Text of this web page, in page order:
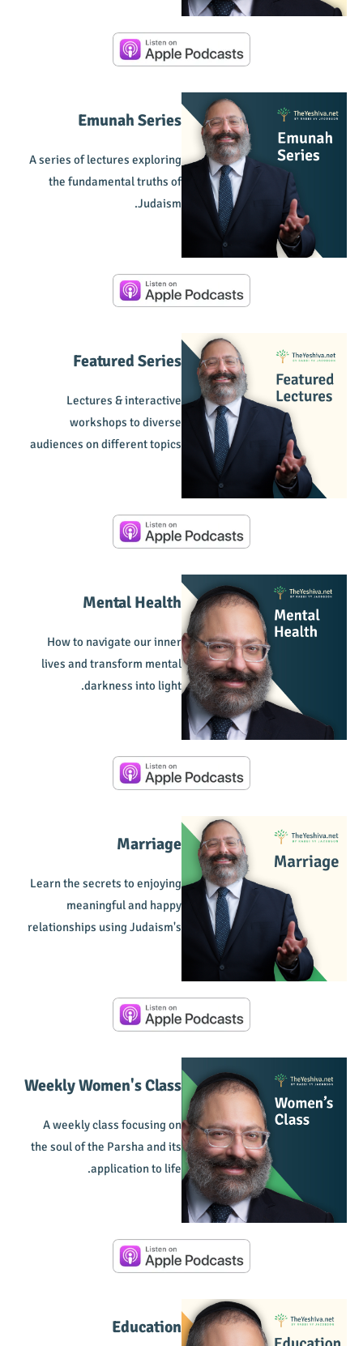
Emunah Series
A series of lectures exploring
the fundamental truths of
Judaism.
Featured Series
Lectures & interactive
workshops to diverse
audiences on different topics
Mental Health
How to navigate our inner
lives and transform mental
darkness into light.
Marriage
Learn the secrets to enjoying
meaningful and happy
relationships using Judaism's
Weekly Women's Class
A weekly class focusing on
the soul of the Parsha and its
application to life.
Education